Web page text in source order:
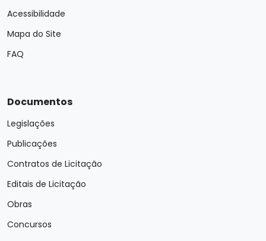
Acessibilidade
Mapa do Site
FAQ
Documentos
Legislações
Publicações
Contratos de Licitação
Editais de Licitação
Obras
Concursos